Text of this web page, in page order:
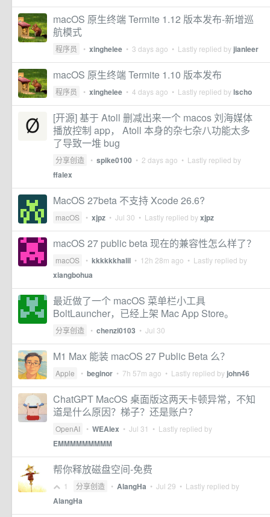
macOS 原生终端 Termite 1.12 版本发布-新增巡
航模式
程序员 • xinghelee • 3 days ago • Lastly replied by jianleer
macOS 原生终端 Termite 1.10 版本发布
程序员 • xinghelee • 4 days ago • Lastly replied bylscho
[开源] 基于 Atoll 删减出来一个 macos 刘海媒体
播放控制 app， Atoll 本身的杂七杂八功能太多
了导致一堆 bug
分享创造 • spike0100 • 2 days ago • Lastly replied by
ffalex
MacOS 27beta 不支持 Xcode 26.6?
macOS • xjpz • Jul 30 • Lastly replied byxjpz
macOS 27 public beta 现在的兼容性怎么样了？
macOS • kkkkkkhalil • 12h 28m ago • Lastly replied by
xiangbohua
最近做了一个 macOS 菜单栏小工具
BoltLauncher，已经上架 Mac App Store。
分享创造 • chenzi0103 • Jul 30
M1 Max 能装 macOS 27 Public Beta 么？
Apple • beginor • 7h 57m ago • Lastly replied by john46
ChatGPT MacOS 桌面版这两天卡顿异常，不知
道是什么原因？梯子？还是账户？
OpenAI • WEAlex • Jul 31 • Lastly replied by
EMMMMMMMMM
帮你释放磁盘空间-免费
1 分享创造 • AlangHa • Jul 29 • Lastly replied by
AlangHa